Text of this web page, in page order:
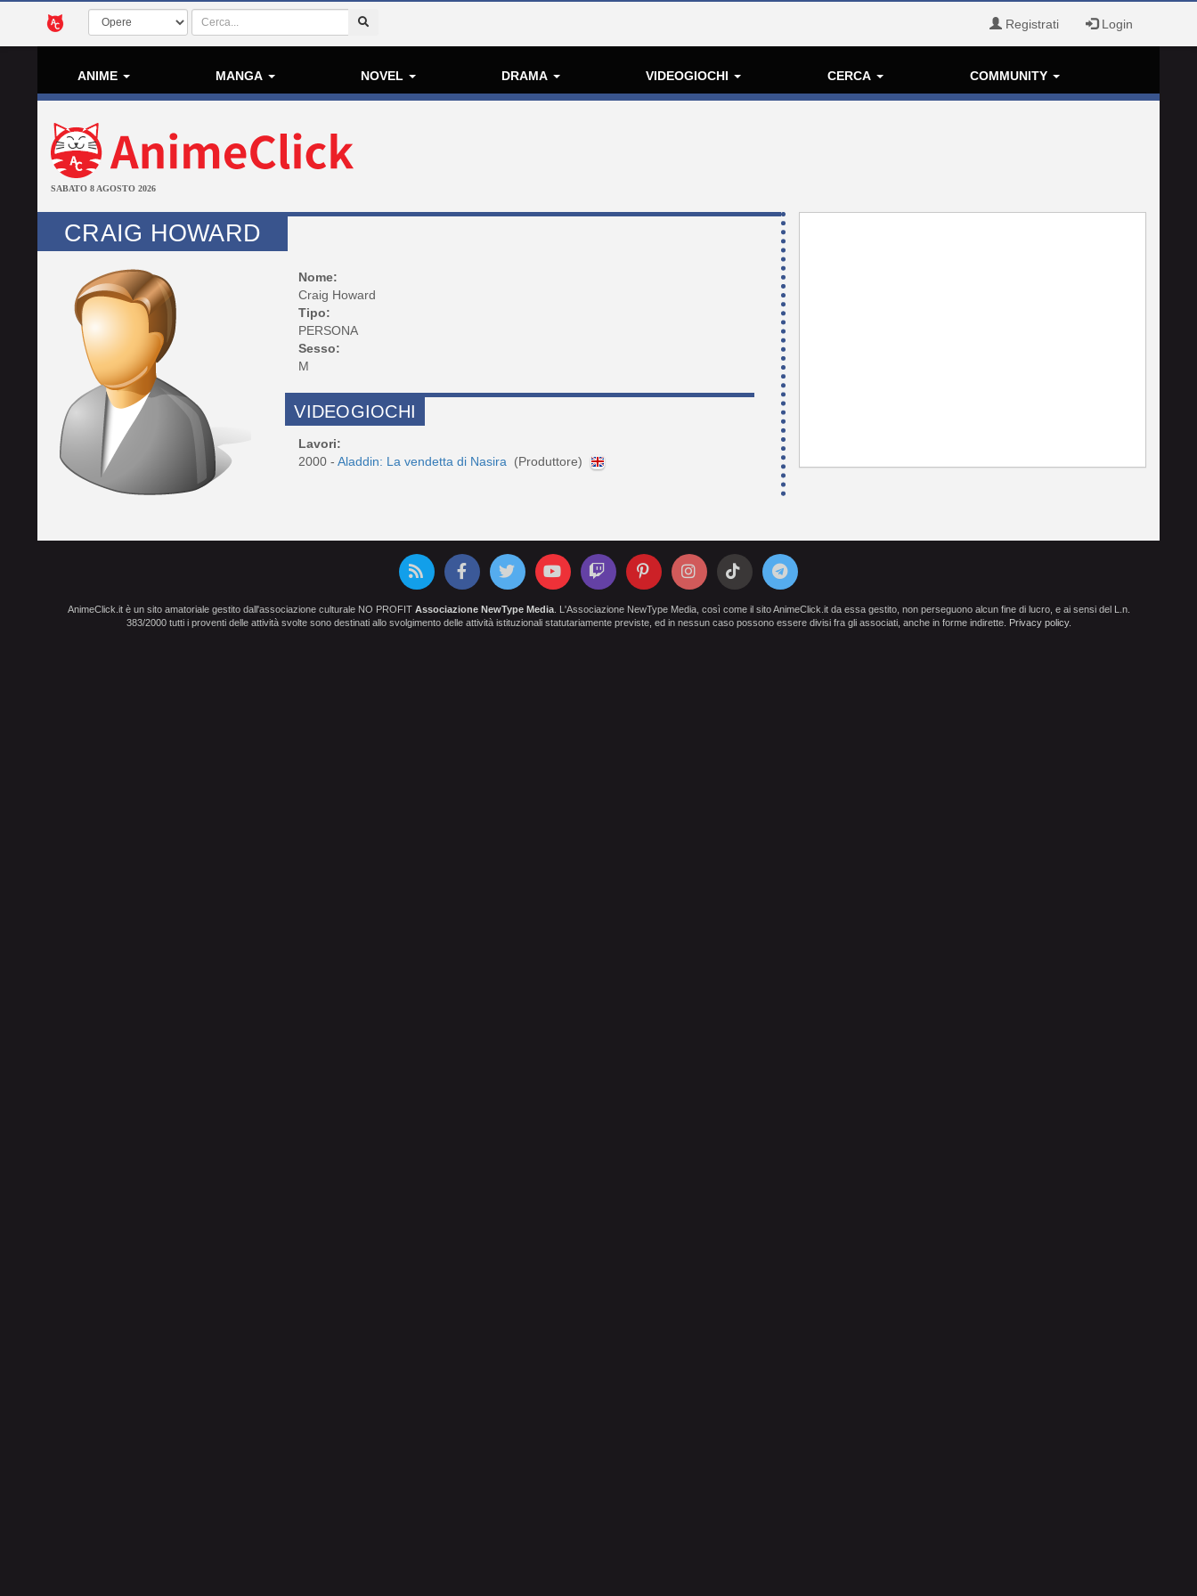
Registrati Login
ANIME MANGA NOVEL DRAMA VIDEOGIOCHI CERCA COMMUNITY
SABATO 8 AGOSTO 2026
CRAIG HOWARD
Nome:
Craig Howard
Tipo:
PERSONA
Sesso:
M
VIDEOGIOCHI
Lavori:
2000 -Aladdin: La vendetta di Nasira (Produttore)
AnimeClick.it è un sito amatoriale gestito dall'associazione culturale NO PROFIT Associazione NewType Media. L'Associazione NewType Media, così come il sito AnimeClick.it da essa gestito, non perseguono alcun fine di lucro, e ai sensi del L.n.
383/2000 tutti i proventi delle attività svolte sono destinati allo svolgimento delle attività istituzionali statutariamente previste, ed in nessun caso possono essere divisi fra gli associati, anche in forme indirette. Privacy policy.